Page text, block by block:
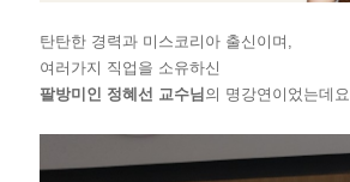
탄탄한 경력과 미스코리아 출신이며,
여러가지 직업을 소유하신
팔방미인 정혜선 교수님 의 명강연이었는데요